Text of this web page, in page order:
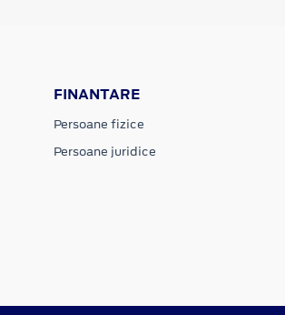
FINANTARE
Persoane fizice
Persoane juridice